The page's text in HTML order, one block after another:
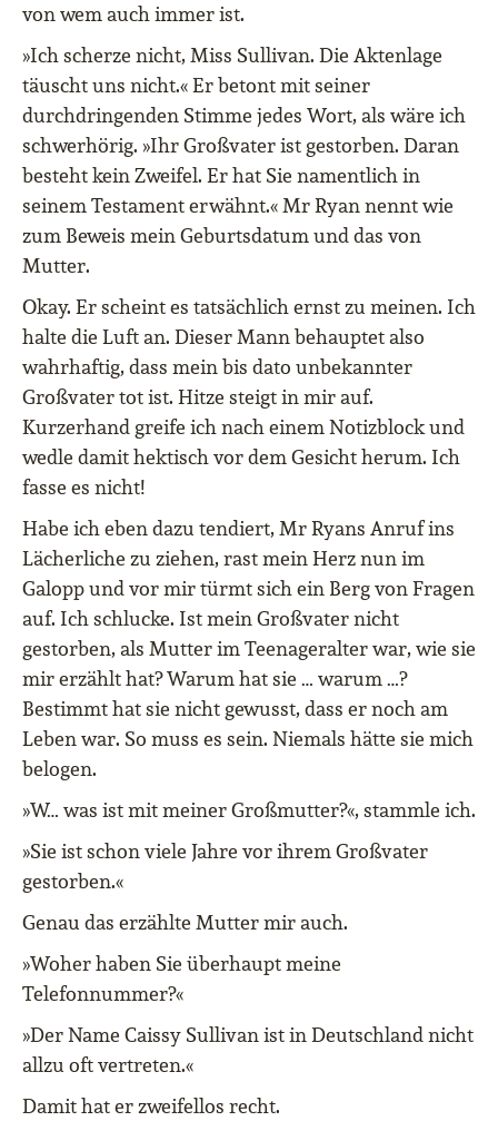
von wem auch immer ist.
»Ich scherze nicht, Miss Sullivan. Die Aktenlage
täuscht uns nicht.« Er betont mit seiner
durchdringenden Stimme jedes Wort, als wäre ich
schwerhörig. »Ihr Großvater ist gestorben. Daran
besteht kein Zweifel. Er hat Sie namentlich in
seinem Testament erwähnt.« Mr Ryan nennt wie
zum Beweis mein Geburtsdatum und das von
Mutter.
Okay. Er scheint es tatsächlich ernst zu meinen. Ich
halte die Luft an. Dieser Mann behauptet also
wahrhaftig, dass mein bis dato unbekannter
Großvater tot ist. Hitze steigt in mir auf.
Kurzerhand greife ich nach einem Notizblock und
wedle damit hektisch vor dem Gesicht herum. Ich
fasse es nicht!
Habe ich eben dazu tendiert, Mr Ryans Anruf ins
Lächerliche zu ziehen, rast mein Herz nun im
Galopp und vor mir türmt sich ein Berg von Fragen
auf. Ich schlucke. Ist mein Großvater nicht
gestorben, als Mutter im Teenageralter war, wie sie
mir erzählt hat? Warum hat sie … warum …?
Bestimmt hat sie nicht gewusst, dass er noch am
Leben war. So muss es sein. Niemals hätte sie mich
belogen.
»W… was ist mit meiner Großmutter?«, stammle ich.
»Sie ist schon viele Jahre vor ihrem Großvater
gestorben.«
Genau das erzählte Mutter mir auch.
»Woher haben Sie überhaupt meine
Telefonnummer?«
»Der Name Caissy Sullivan ist in Deutschland nicht
allzu oft vertreten.«
Damit hat er zweifellos recht.